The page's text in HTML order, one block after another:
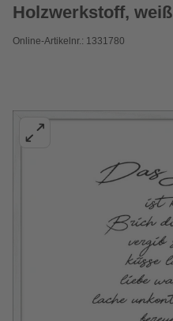
Holzwerkstoff, weiß
Online-Artikelnr.: 1331780